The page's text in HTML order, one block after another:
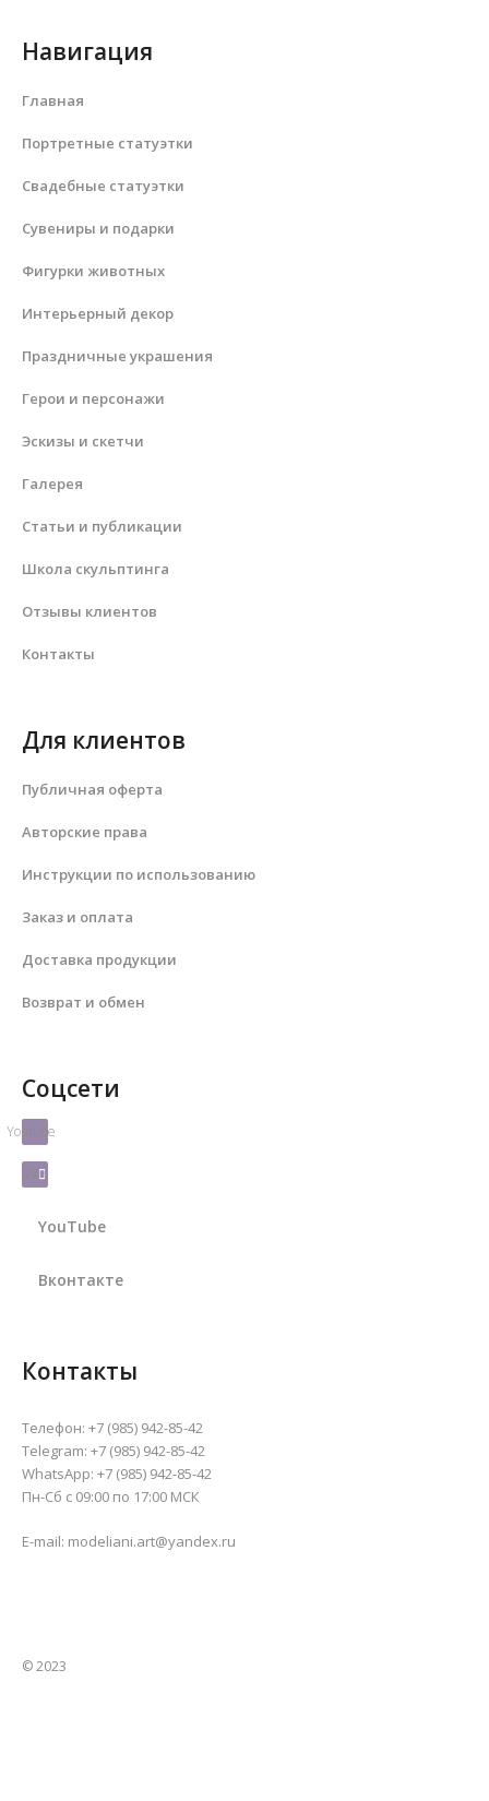
Навигация
Главная
Портретные статуэтки
Свадебные статуэтки
Сувениры и подарки
Фигурки животных
Интерьерный декор
Праздничные украшения
Герои и персонажи
Эскизы и скетчи
Галерея
Статьи и публикации
Школа скульптинга
Отзывы клиентов
Контакты
Для клиентов
Публичная оферта
Авторские права
Инструкции по использованию
Заказ и оплата
Доставка продукции
Возврат и обмен
Соцсети
Youtube
Vk
YouTube
Вконтакте
Контакты
Телефон: +7 (985) 942-85-42
Telegram: +7 (985) 942-85-42
WhatsApp: +7 (985) 942-85-42
Пн-Сб с 09:00 по 17:00 МСК
E-mail: modeliani.art@yandex.ru
© 2023